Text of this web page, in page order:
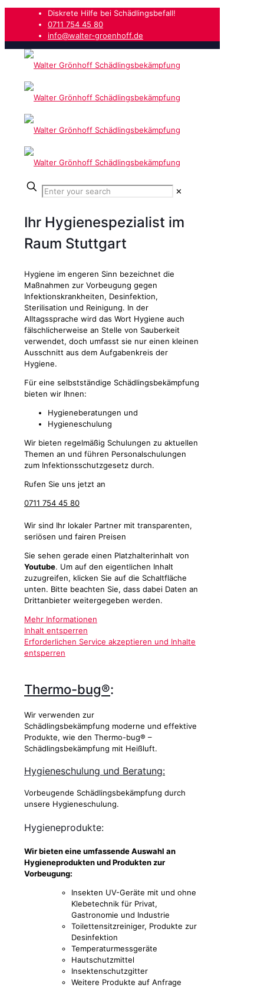
Diskrete Hilfe bei Schädlingsbefall!
0711 754 45 80
info@walter-groenhoff.de
✕
Ihr Hygienespezialist im
Raum Stuttgart
Hygiene im engeren Sinn bezeichnet die
Maßnahmen zur Vorbeugung gegen
Infektionskrankheiten, Desinfektion,
Sterilisation und Reinigung. In der
Alltagssprache wird das Wort Hygiene auch
fälschlicherweise an Stelle von Sauberkeit
verwendet, doch umfasst sie nur einen kleinen
Ausschnitt aus dem Aufgabenkreis der
Hygiene.
Für eine selbstständige Schädlingsbekämpfung
bieten wir Ihnen:
Hygieneberatungen und
Hygieneschulung
Wir bieten regelmäßig Schulungen zu aktuellen
Themen an und führen Personalschulungen
zum Infektionsschutzgesetz durch.
Rufen Sie uns jetzt an
0711 754 45 80
Wir sind Ihr lokaler Partner mit transparenten,
seriösen und fairen Preisen
Sie sehen gerade einen Platzhalterinhalt von
Youtube. Um auf den eigentlichen Inhalt
zuzugreifen, klicken Sie auf die Schaltfläche
unten. Bitte beachten Sie, dass dabei Daten an
Drittanbieter weitergegeben werden.
Mehr Informationen
Inhalt entsperren
Erforderlichen Service akzeptieren und Inhalte
entsperren
Thermo-bug®:
Wir verwenden zur
Schädlingsbekämpfung moderne und effektive
Produkte, wie den Thermo-bug® –
Schädlingsbekämpfung mit Heißluft.
Hygieneschulung und Beratung:
Vorbeugende Schädlingsbekämpfung durch
unsere Hygieneschulung.
Hygieneprodukte:
Wir bieten eine umfassende Auswahl an
Hygieneprodukten und Produkten zur
Vorbeugung:
Insekten UV-Geräte mit und ohne
Klebetechnik für Privat,
Gastronomie und Industrie
Toilettensitzreiniger, Produkte zur
Desinfektion
Temperaturmessgeräte
Hautschutzmittel
Insektenschutzgitter
Weitere Produkte auf Anfrage